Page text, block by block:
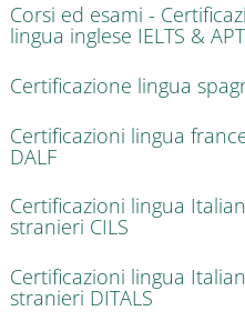
Corsi ed esami -
lingua inglese IELTS &
Certificazione lingua
Certificazioni lingua
DALF
Certificazioni lingua
stranieri CILS
Certificazioni lingua
stranieri DITALS